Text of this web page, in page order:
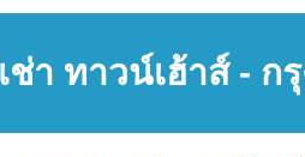
ช่า ทาวน์เฮ้าส์ -